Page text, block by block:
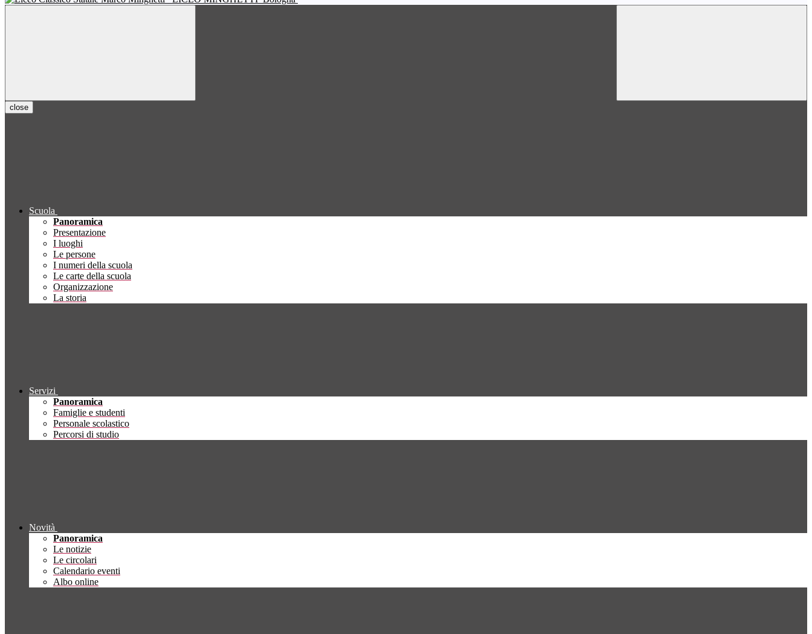
close
Scuola
Panoramica
Presentazione
I luoghi
Le persone
I numeri della scuola
Le carte della scuola
Organizzazione
La storia
Servizi
Panoramica
Famiglie e studenti
Personale scolastico
Percorsi di studio
Novità
Panoramica
Le notizie
Le circolari
Calendario eventi
Albo online